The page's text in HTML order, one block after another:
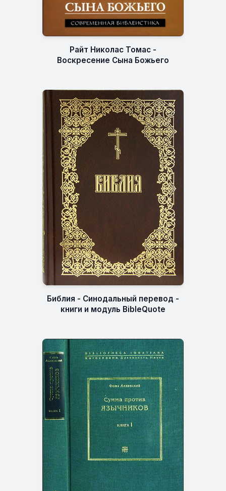
Райт Николас Томас -
Воскресение Сына Божьего
Библия - Синодальный перевод -
книги и модуль BibleQuote